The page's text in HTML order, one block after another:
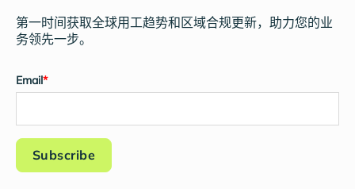
第一时间获取全球用工趋势和区域合规更新，助力您的业
务领先一步。
Email*